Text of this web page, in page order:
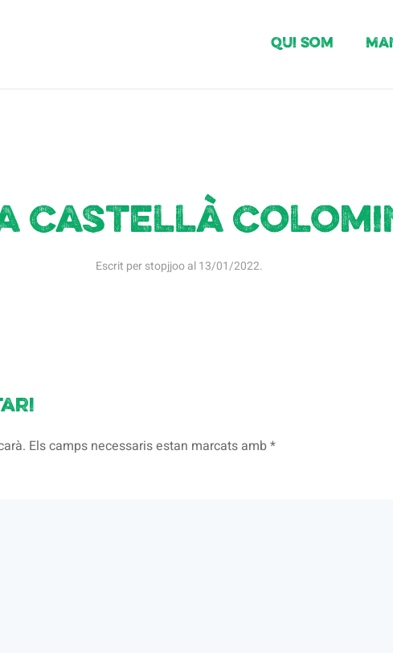
Qui Som
Castellà
Escrit perstopjjooal13/01/2022.
Els camps necessaris estan marcats amb*